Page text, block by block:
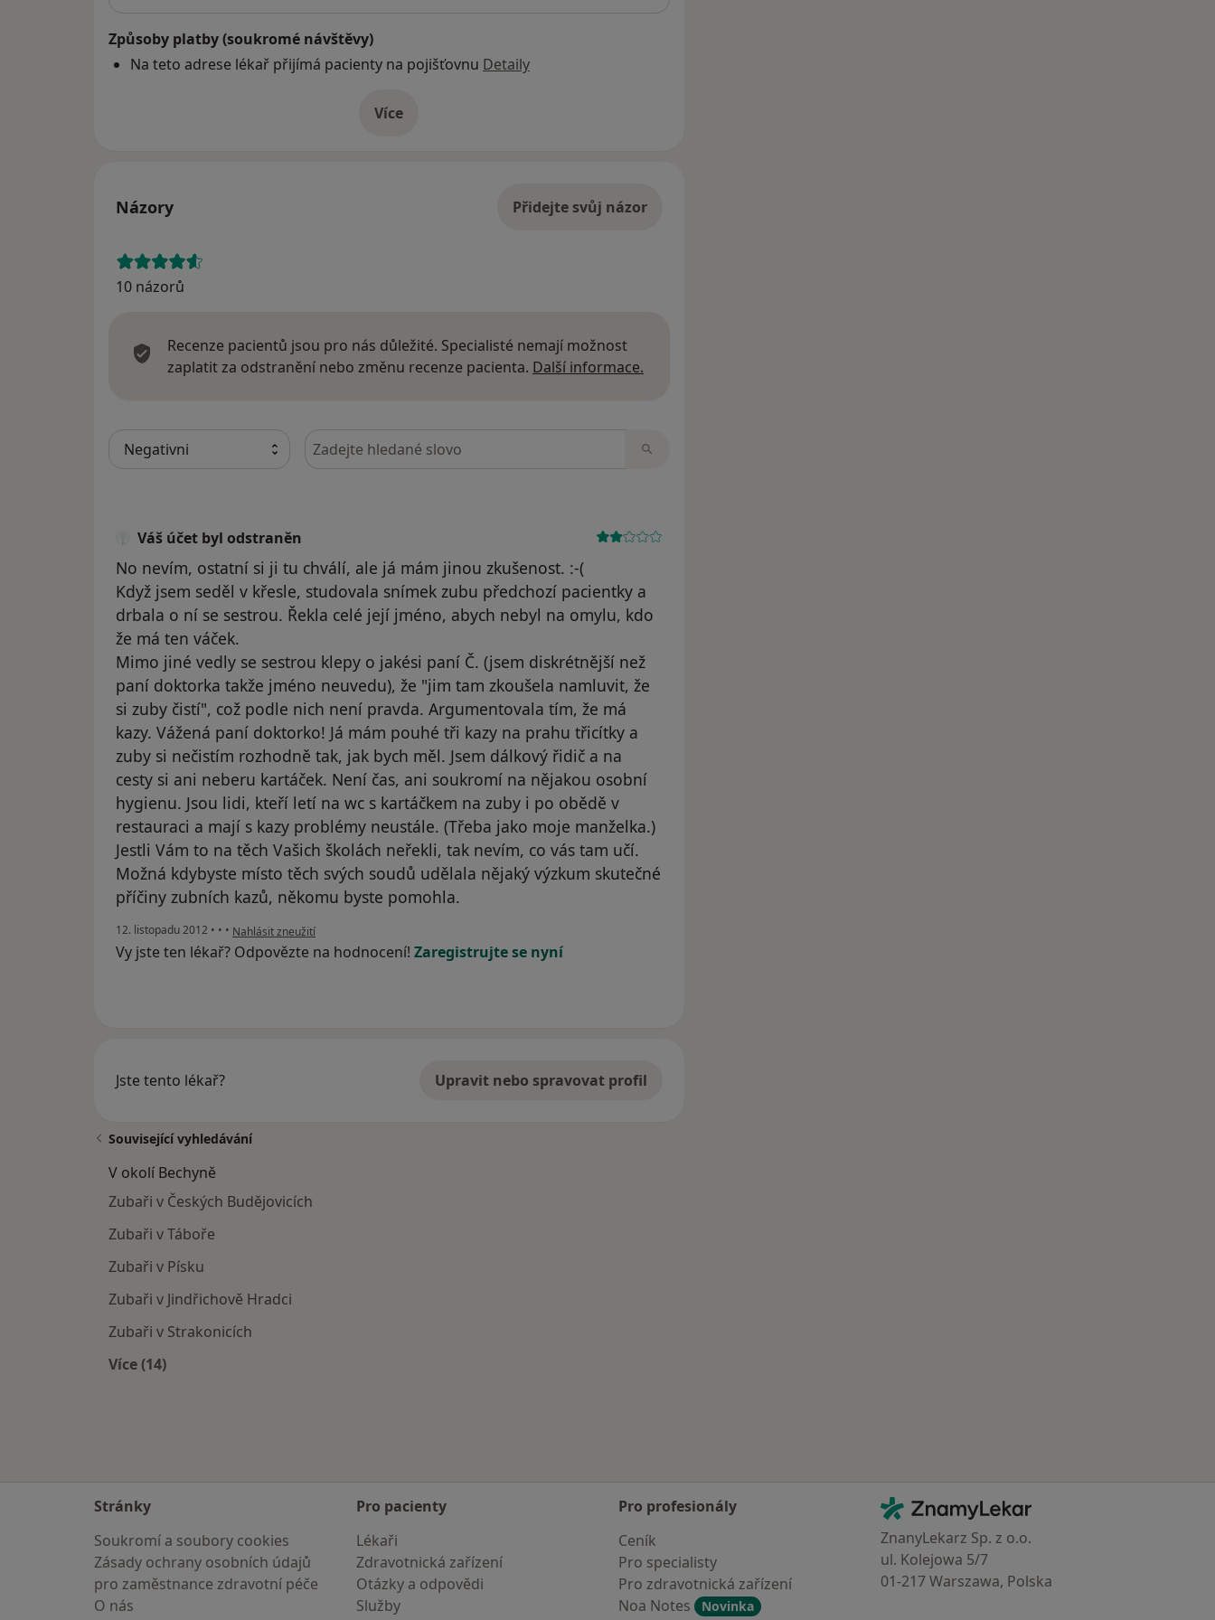
Způsoby platby (soukromé návštěvy)
Na teto adrese lékař přijímá pacienty na pojišťovnu Detaily
Víceo adrese
Názory Přidejte svůj názor
10 názorů
Recenze pacientů jsou pro nás důležité. Specialisté nemají možnost
zaplatit za odstranění nebo změnu recenze pacienta. Další informace.
Hledejte v názorech
Váš účet byl odstraněn
No nevím, ostatní si ji tu chválí, ale já mám jinou zkušenost. :-(
Když jsem seděl v křesle, studovala snímek zubu předchozí pacientky a
drbala o ní se sestrou. Řekla celé její jméno, abych nebyl na omylu, kdo
že má ten váček.
Mimo jiné vedly se sestrou klepy o jakési paní Č. (jsem diskrétnější než
paní doktorka takže jméno neuvedu), že "jim tam zkoušela namluvit, že
si zuby čistí", což podle nich není pravda. Argumentovala tím, že má
kazy. Vážená paní doktorko! Já mám pouhé tři kazy na prahu třicítky a
zuby si nečistím rozhodně tak, jak bych měl. Jsem dálkový řidič a na
cesty si ani neberu kartáček. Není čas, ani soukromí na nějakou osobní
hygienu. Jsou lidi, kteří letí na wc s kartáčkem na zuby i po obědě v
restauraci a mají s kazy problémy neustále. (Třeba jako moje manželka.)
Jestli Vám to na těch Vašich školách neřekli, tak nevím, co vás tam učí.
Možná kdybyste místo těch svých soudů udělala nějaký výzkum skutečné
příčiny zubních kazů, někomu byste pomohla.
12. listopadu 2012 • • • podle názoru uživatele Váš účet byl odstraněn
Nahlásit zneužití
Vy jste ten lékař? Odpovězte na hodnocení! Zaregistrujte se nyní
Jste tento lékař? Upravit nebo spravovat profil
Související vyhledávání
V okolí Bechyně
Zubaři v Českých Budějovicích
Zubaři v Táboře
Zubaři v Písku
Zubaři v Jindřichově Hradci
Zubaři v Strakonicích
Více (14)
Stránky
Soukromí a soubory cookies
Zásady ochrany osobních údajů
pro zaměstnance zdravotní péče
O nás
Pro pacienty
Lékaři
Zdravotnická zařízení
Otázky a odpovědi
Služby
Pro profesionály
Ceník
Pro specialisty
Pro zdravotnická zařízení
Noa Notes
Novinka
Kontakt
ZnamyLekar - Hlavní stránka
ZnanyLekarz Sp. z o.o.
ul. Kolejowa 5/7
01-217 Warszawa, Polska